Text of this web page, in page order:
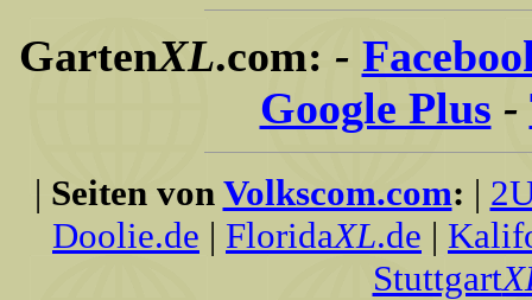
GartenXL.com: -
Google Plus -
| Seiten von Volkscom.com: |
Doolie.de | FloridaXL.de |
Stuttgart